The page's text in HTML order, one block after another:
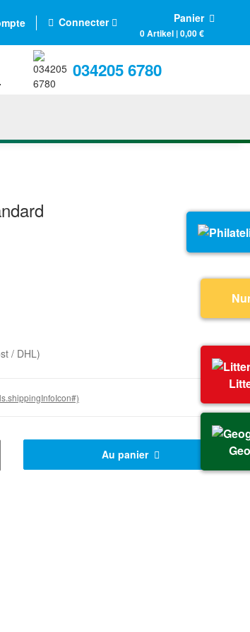
Connecter Panier
0 Artikel | 0,00 €
034205 6780
/ DHL)
Au panier